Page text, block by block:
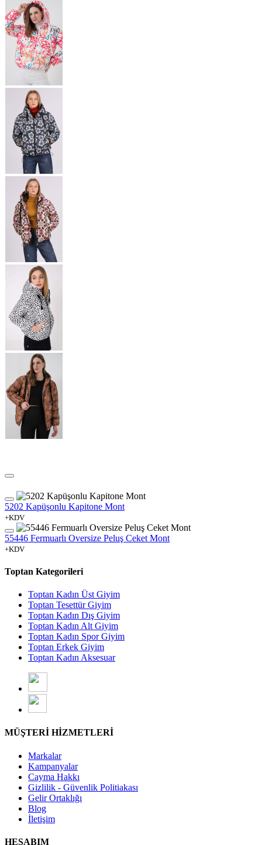
5202 Kapüşonlu Kapitone Mont
+KDV
55446 Fermuarlı Oversize Peluş Ceket Mont
+KDV
Toptan Kategorileri
Toptan Kadın Üst Giyim
Toptan Tesettür Giyim
Toptan Kadın Dış Giyim
Toptan Kadın Alt Giyim
Toptan Kadın Spor Giyim
Toptan Erkek Giyim
Toptan Kadın Aksesuar
MÜŞTERİ HİZMETLERİ
Markalar
Kampanyalar
Cayma Hakkı
Gizlilik - Güvenlik Politiakası
Gelir Ortaklığı
Blog
İletişim
HESABIM